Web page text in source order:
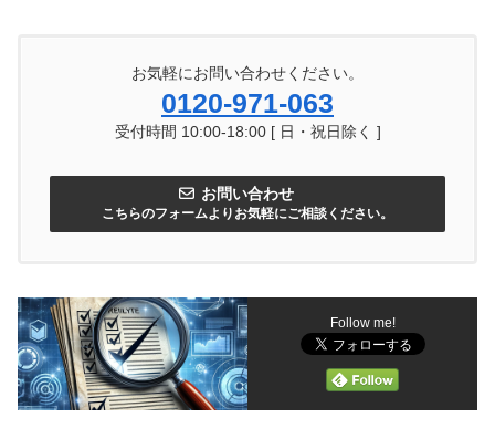
お気軽にお問い合わせください。
0120-971-063
受付時間 10:00-18:00 [ 日・祝日除く ]
お問い合わせ
こちらのフォームよりお気軽にご相談ください。
Follow me!